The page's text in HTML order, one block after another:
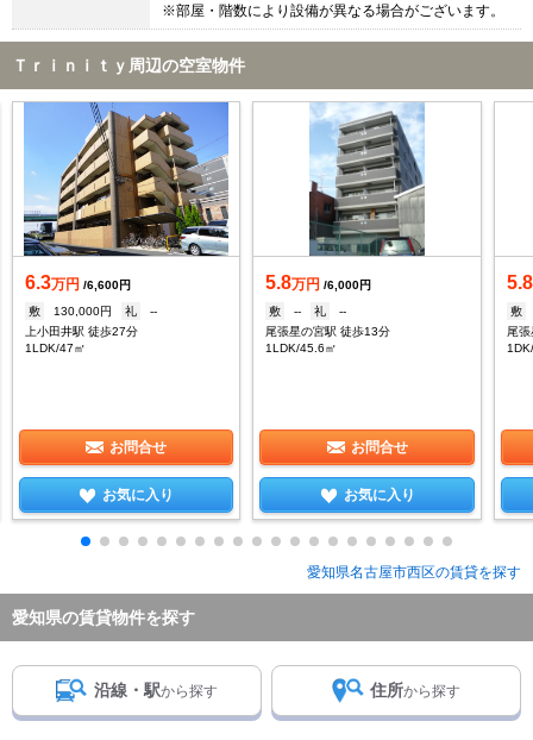
※部屋・階数により設備が異なる場合がございます。
Ｔｒｉｎｉｔｙ周辺の空室物件
6.3万円 /6,600円
敷
130,000円 礼
--
上小田井駅 徒歩27分
1LDK/47㎡
お問合せ
お気に入り
5.8万円 /6,000円
敷
-- 礼
--
尾張星の宮駅 徒歩13分
1LDK/45.6㎡
お問合せ
お気に入り
5.8
敷
尾
愛知県名古屋市西区の賃貸を探す
愛知県の賃貸物件を探す
沿線・駅から探す 住所から探す